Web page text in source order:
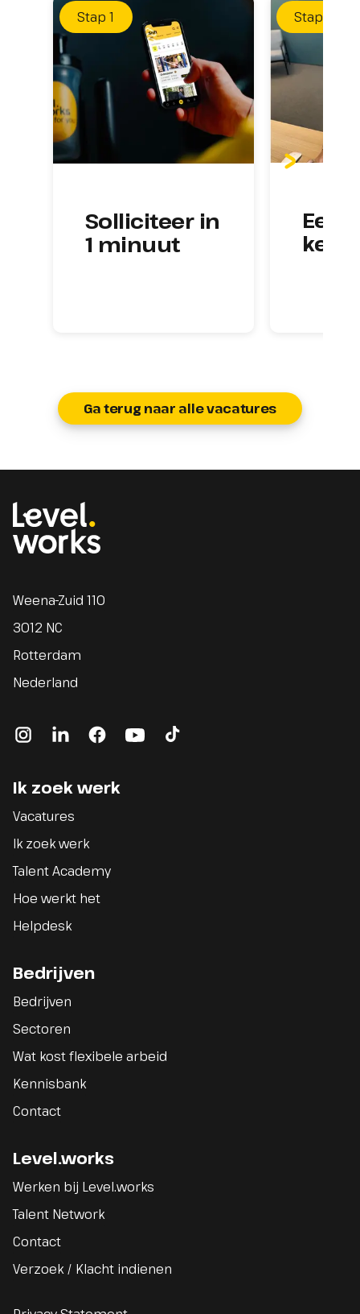
Stap 1
Solliciteer in
1 minuut
Stap
Ga terug naar alle vacatures
Weena-Zuid 110
3012 NC
Rotterdam
Nederland
instagram
linkedin facebookyoutube
Ik zoek werk
Vacatures
Ik zoek werk
Talent Academy
Hoe werkt het
Helpdesk
Bedrijven
Bedrijven
Sectoren
Wat kost flexibele arbeid
Kennisbank
Contact
Level.works
Werken bij Level.works
Talent Network
Contact
Verzoek / Klacht indienen